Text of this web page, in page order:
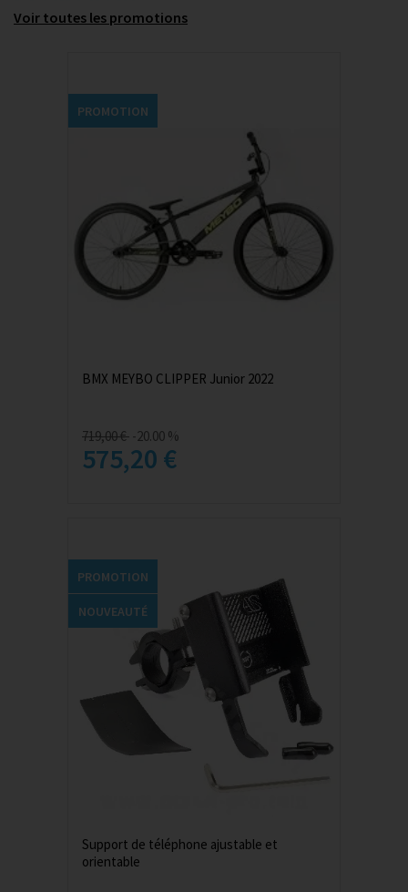
Voir toutes les promotions
PROMOTION
BMX MEYBO CLIPPER Junior 2022
719,00 € -20.00 %
575,20 €
PROMOTION
NOUVEAUTÉ
Support de téléphone ajustable et
orientable